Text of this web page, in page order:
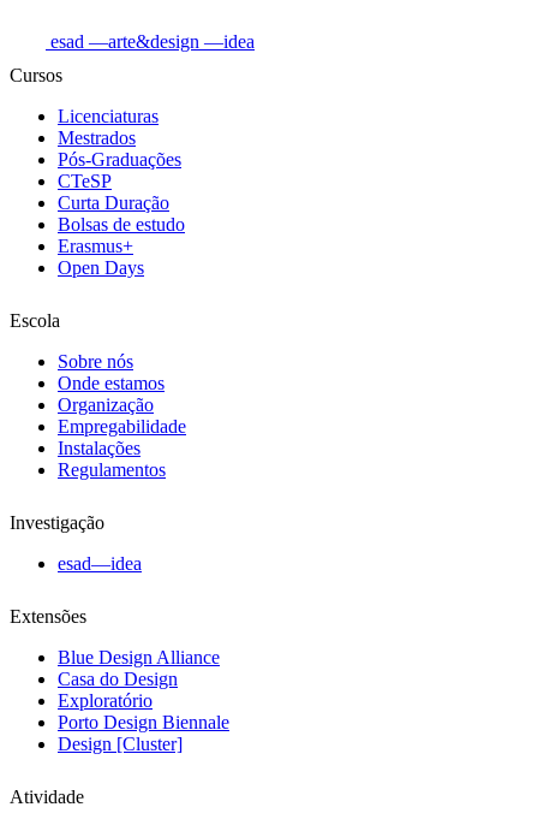
esad —arte&design —idea
Cursos
Licenciaturas
Mestrados
Pós-Graduações
CTeSP
Curta Duração
Bolsas de estudo
Erasmus+
Open Days
Escola
Sobre nós
Onde estamos
Organização
Empregabilidade
Instalações
Regulamentos
Investigação
esad—idea
Extensões
Blue Design Alliance
Casa do Design
Exploratório
Porto Design Biennale
Design [Cluster]
Atividade